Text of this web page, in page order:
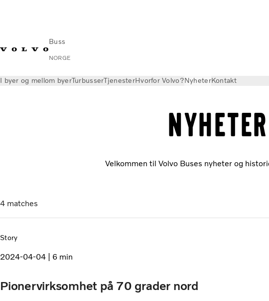
Buss
NORGE
I byer og mellom byerTurbusserTjenesterHvorfor Volvo?NyheterKontakt
Velkommen til Volvo Buses nyheter og
4 matches
Story
2024-04-04 6 min
Pionervirksomhet på 70 grader nord